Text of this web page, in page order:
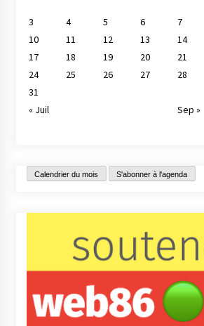
3
4 5 6 7
10
11 12 13 14
17
18 19 20 21
24
25 26 27 28
31
« Juil
Sep »
Calendrier du mois S'abonner à l'agenda